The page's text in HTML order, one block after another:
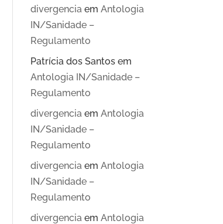
divergencia emAntologia
IN/Sanidade –
Regulamento
Patrícia dos Santos em
Antologia IN/Sanidade –
Regulamento
divergencia emAntologia
IN/Sanidade –
Regulamento
divergencia emAntologia
IN/Sanidade –
Regulamento
divergencia emAntologia